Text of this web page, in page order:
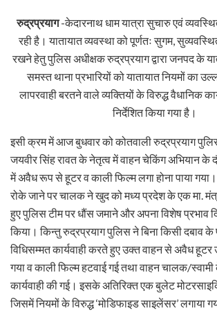
रुद्रप्रयाग-केदारनाथ धाम यात्रा सुचारु एवं
रही है। यातायात व्यवस्था को पूर्णतः सुगम,
रखने हेतु पुलिस अधीक्षक रुद्रप्रयाग द्वारा जनपद के
समस्त थाना प्रभारियों को यातायात नियमों का
लापरवाही बरतने वाले व्यक्तियों के विरुद्ध वैधानिक
निर्देशित किया गया है।
इसी क्रम में आज बुधवार को कोतवाली रुद्रप्रयाग पुलिस
जयवीर सिंह रावत के नेतृत्व में वाहन चेकिंग अभियान के
में अवैध रूप से हूटर व काली फिल्म लगा होना पाया गया।
रोके जाने पर चालक ने खुद को मध्य प्रदेश के एक मा.
हुए पुलिस टीम पर धौंस जमाने और अपना विशेष प्रभाव
किया। किन्तु रुद्रप्रयाग पुलिस ने बिना किसी दबाव के
विधिसम्मत कार्यवाही करते हुए उक्त वाहन से अवैध हूटर
गया व काली फिल्म हटवाई गई तथा वाहन चालक/स्वामी
कार्यवाही की गई। इसके अतिरिक्त एक बुलेट
जिसमें नियमों के विरुद्ध ‘मोडिफाइड साइलेंसर’ लगाया